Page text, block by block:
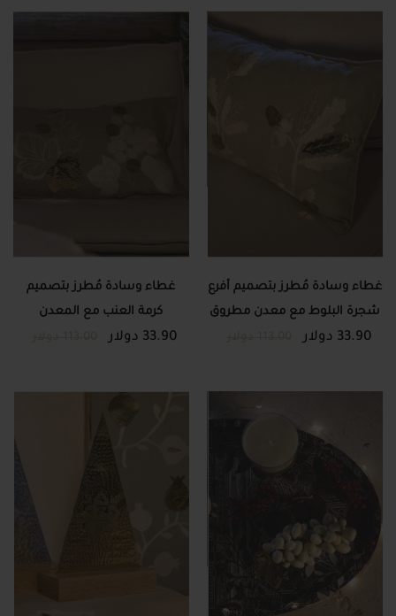
غطاء وسادة مُطرز بتصميم أفرع
شجرة البلوط مع معدن مطروق
33.90 دولار
غطاء وسادة مُطرز بتصميم
كرمة العنب مع المعدن
المطروق
33.90 دولار